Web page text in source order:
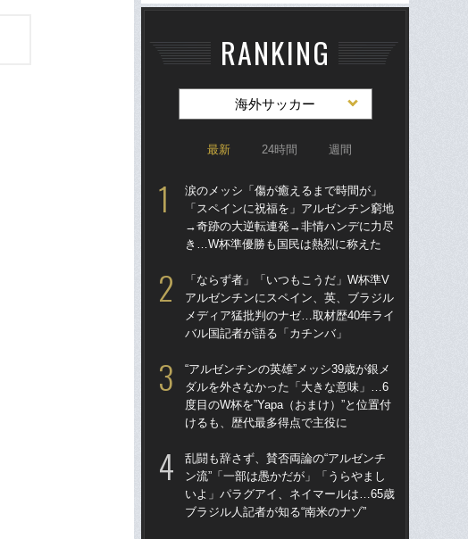
RANKING
海外サッカー
最新 24時間 週間
涙のメッシ「傷が癒えるまで時間が」
「スペインに祝福を」アルゼンチン窮地
→奇跡の大逆転連発→非情ハンデに力尽
き…W杯準優勝も国民は熱烈に称えた
「ならず者」「いつもこうだ」W杯準V
アルゼンチンにスペイン、英、ブラジル
メディア猛批判のナゼ…取材歴40年ライ
バル国記者が語る「カチンバ」
“アルゼンチンの英雄”メッシ39歳が銀メ
ダルを外さなかった「大きな意味」…6
度目のW杯を”Yapa（おまけ）”と位置付
けるも、歴代最多得点で主役に
乱闘も辞さず、賛否両論の“アルゼンチ
ン流”「一部は愚かだが」「うらやまし
いよ」パラグアイ、ネイマールは…65歳
ブラジル人記者が知る“南米のナゾ”